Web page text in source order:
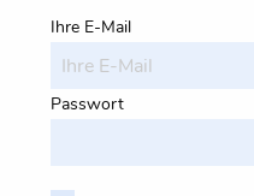
Ihre E-Mail
Passwort